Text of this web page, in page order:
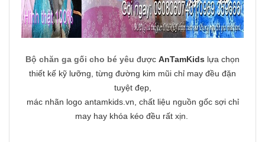
Bộ chăn ga gối cho bé yêu được AnTamKids lựa chọn
thiết kế kỹ lưỡng, từng đường kim mũi chỉ may đều đặn
tuyệt đẹp,
mác nhãn logo antamkids.vn, chất liệu nguồn gốc sợi chỉ
may hay khóa kéo đều rất xịn.